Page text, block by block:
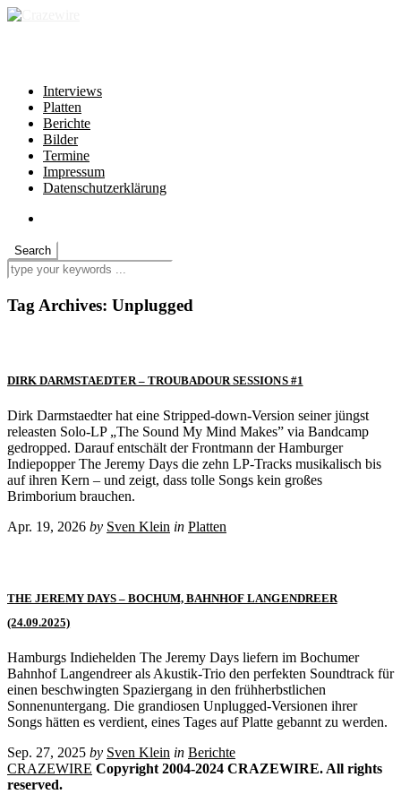
Interviews
Platten
Berichte
Bilder
Termine
Impressum
Datenschutzerklärung
Tag Archives: Unplugged
DIRK DARMSTAEDTER – TROUBADOUR SESSIONS #1
Dirk Darmstaedter hat eine Stripped-down-Version seiner jüngst
releasten Solo-LP „The Sound My Mind Makes” via Bandcamp
gedropped. Darauf entschält der Frontmann der Hamburger
Indiepopper The Jeremy Days die zehn LP-Tracks musikalisch bis
auf ihren Kern – und zeigt, dass tolle Songs kein großes
Brimborium brauchen.
Apr. 19, 2026 by Sven Klein in Platten
THE JEREMY DAYS – BOCHUM, BAHNHOF LANGENDREER
(24.09.2025)
Hamburgs Indiehelden The Jeremy Days liefern im Bochumer
Bahnhof Langendreer als Akustik-Trio den perfekten Soundtrack für
einen beschwingten Spaziergang in den frühherbstlichen
Sonnenuntergang. Die grandiosen Unplugged-Versionen ihrer
Songs hätten es verdient, eines Tages auf Platte gebannt zu werden.
Sep. 27, 2025 by Sven Klein in Berichte
CRAZEWIRE Copyright 2004-2024 CRAZEWIRE. All rights
reserved.